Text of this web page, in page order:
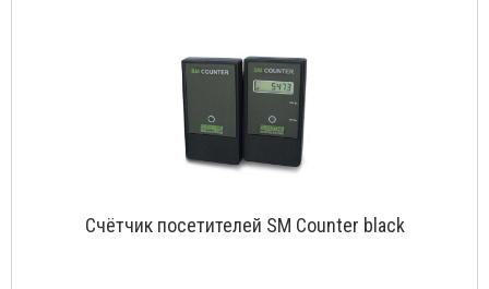
Счётчик посетителей SM Сounter black